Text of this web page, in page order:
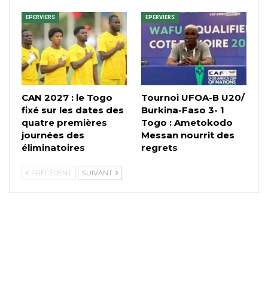
EPERVIERS
CAN 2027 : le Togo
fixé sur les dates des
quatre premières
journées des
éliminatoires
EPERVIERS
Tournoi UFOA-B U20/
Burkina-Faso 3- 1
Togo : Ametokodo
Messan nourrit des
regrets
PRÉCÉDENT SUIVANT